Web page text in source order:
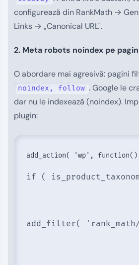
configurează din RankMath →
Links → „Canonical URL".
2. Meta robots noindex pe
O abordare mai agresivă: pagini
noindex, follow . Google le
dar nu le indexează (noindex).
plugin:
if (
add_filter(